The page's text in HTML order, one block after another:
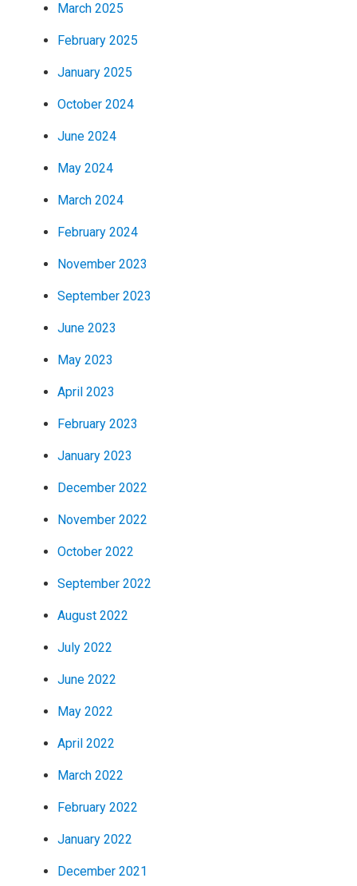
March 2025
February 2025
January 2025
October 2024
June 2024
May 2024
March 2024
February 2024
November 2023
September 2023
June 2023
May 2023
April 2023
February 2023
January 2023
December 2022
November 2022
October 2022
September 2022
August 2022
July 2022
June 2022
May 2022
April 2022
March 2022
February 2022
January 2022
December 2021